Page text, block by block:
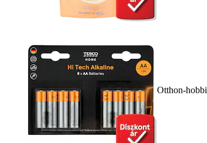
Otthon-hobbi